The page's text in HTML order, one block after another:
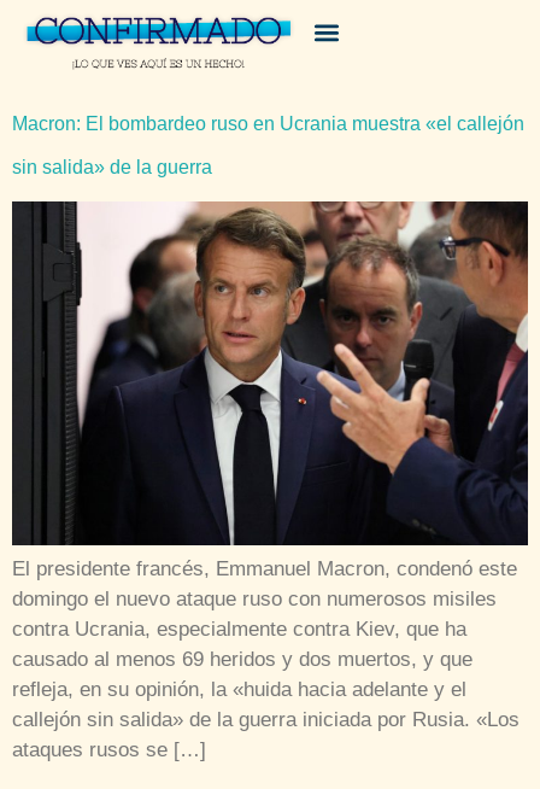
Macron: El bombardeo ruso en Ucrania muestra «el callejón
sin salida» de la guerra
El presidente francés, Emmanuel Macron, condenó este
domingo el nuevo ataque ruso con numerosos misiles
contra Ucrania, especialmente contra Kiev, que ha
causado al menos 69 heridos y dos muertos, y que
refleja, en su opinión, la «huida hacia adelante y el
callejón sin salida» de la guerra iniciada por Rusia. «Los
ataques rusos se […]